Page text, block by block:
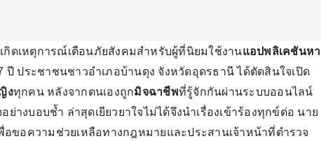
กิดเหตุการณ์เตือนภัยสังคมสำหรับผู้ที่นิยมใช้งานแอปพลิเคชันหา
ประชาชนชาวอำเภอบ้านดุง จังหวัดอุดรธานี ได้ตัดสินใจเปิด
งทุกคน หลังจากตนเองถูกมิจฉาชีพที่รู้จักกันผ่านระบบออนไลน์
างบอบช้ำ ล่าสุดเยียวยาใจไม่ได้จึงนำเรื่องเข้าร้องทุกข์ต่อ นาย
อขอความช่วยเหลือทางกฎหมายและประสานเจ้าหน้าที่ตำรวจ